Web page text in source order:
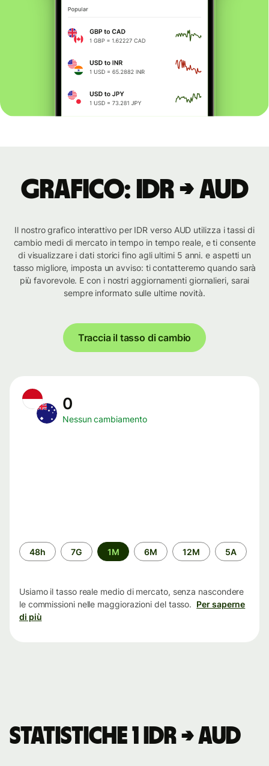
Grafico: IDR → AUD
Il nostro grafico interattivo per IDR verso AUD utilizza i tassi di
cambio medi di mercato in tempo in tempo reale, e ti consente
di visualizzare i dati storici fino agli ultimi 5 anni. e aspetti un
tasso migliore, imposta un avviso: ti contatteremo quando sarà
più favorevole. E con i nostri aggiornamenti giornalieri, sarai
sempre informato sulle ultime novità.
Traccia il tasso di cambio
0
Nessun cambiamento
Periodo
di
48h 7G 1M 6M 12M 5A
Usiamo il tasso reale medio di mercato, senza nascondere
le commissioni nelle maggiorazioni del tasso. Per saperne
di più
Statistiche 1 IDR → AUD